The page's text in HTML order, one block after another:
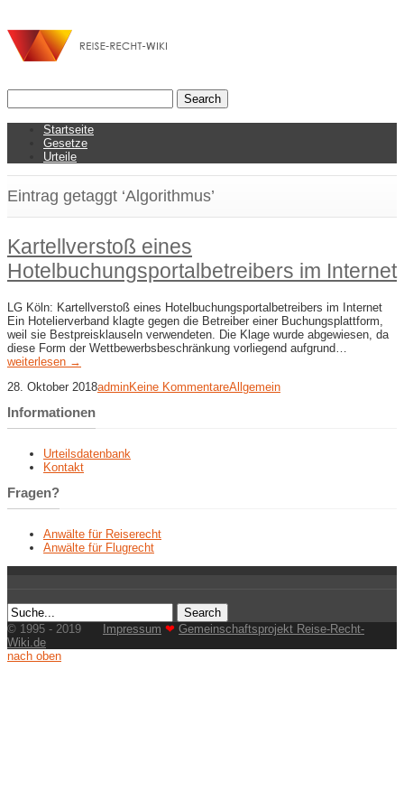
Startseite
Gesetze
Urteile
Eintrag getaggt ‘Algorithmus’
Kartellverstoß eines
Hotelbuchungsportalbetreibers im Internet
LG Köln: Kartellverstoß eines Hotelbuchungsportalbetreibers im Internet
Ein Hotelierverband klagte gegen die Betreiber einer Buchungsplattform,
weil sie Bestpreisklauseln verwendeten. Die Klage wurde abgewiesen, da
diese Form der Wettbewerbsbeschränkung vorliegend aufgrund…
weiterlesen →
28. Oktober 2018adminKeine KommentareAllgemein
Informationen
Urteilsdatenbank
Kontakt
Fragen?
Anwälte für Reiserecht
Anwälte für Flugrecht
© 1995 - 2019 Impressum ❤ Gemeinschaftsprojekt Reise-Recht-
Wiki.de
nach oben